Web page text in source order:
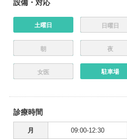
設備・対応
土曜日 日曜日
朝 夜
女医 駐車場
診療時間
月 09:00-12:30